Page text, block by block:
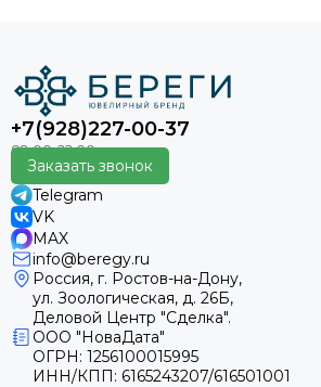
+7(928)227-00-37
Заказать звонок
Telegram
VK
MAX
info@beregy.ru
Россия, г. Ростов-на-Дону,
ул. Зоологическая, д. 26Б,
Деловой Центр "Сделка".
ООО "НоваДата"
ОГРН: 1256100015995
ИНН/КПП: 6165243207/616501001